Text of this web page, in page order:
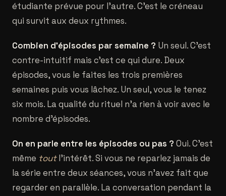
étudiante prévue pour l'autre. C'est le créneau
qui survit aux deux rythmes.
Combien d'épisodes par semaine ? Un seul. C'est
contre-intuitif mais c'est ce qui dure. Deux
épisodes, vous le faites les trois premières
semaines puis vous lâchez. Un seul, vous le tenez
six mois. La qualité du rituel n'a rien à voir avec le
nombre d'épisodes.
On en parle entre les épisodes ou pas ? Oui. C'est
même toutl'intérêt. Si vous ne reparlez jamais de
la série entre deux séances, vous n'avez fait que
regarder en parallèle. La conversation pendant la